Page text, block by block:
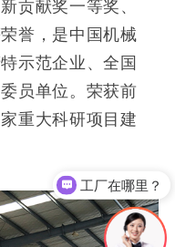
贡献奖一等奖、
誉，是中国机械
示范企业、全国
员单位。荣获前
重大科研项目建
工厂在哪里？